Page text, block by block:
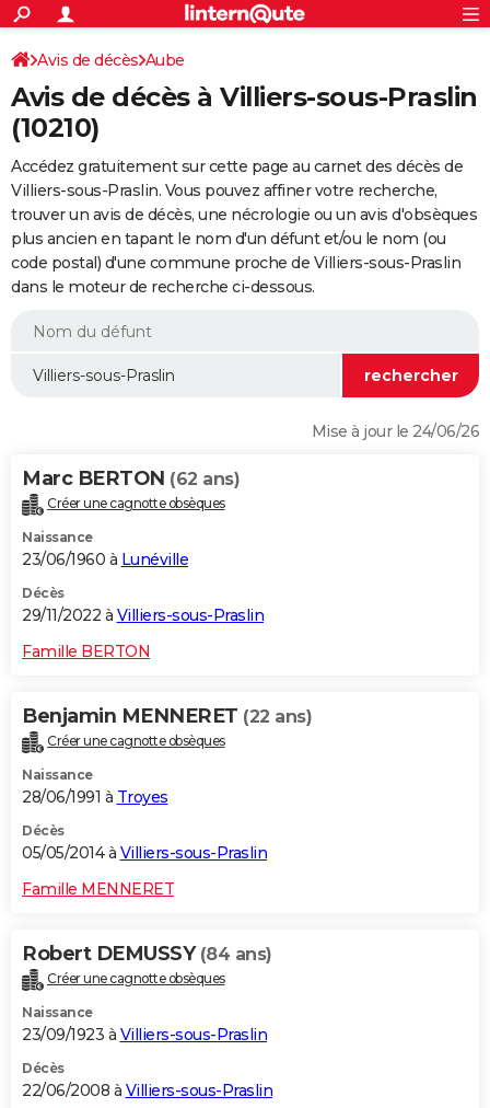
ACTUALITÉS
Politique
Société
Faits Divers
Education
Monde
Villes
+
SPORT
Coupe du monde 2026
Football
Tennis
Cyclisme
Rugby
Forum
FINANCE
Retraite
Impôts
Epargne
Immobilier
Risques naturels par ville
Banque
Assurance
Crédit
Essais
Réserver un essai
Citadines
Berlines
SUV
Forum auto
+
HIGH-TECH
Mobiles
Meilleur smartphone
Internet
Ordinateurs
Jeux vidéo
Guide high-tech
+
BRICOLAGE
Forum
Aménagement intérieur
Extérieur
Cuisine
Salle de bains
Jardinage
Rangement
WEEK-END
Guides de France
Escapades
Patrimoine
Expositions
Musées
Week-end nature
LIFESTYLE
Alimentation
Guide de la santé
Maladies
Médicaments
Sommeil
VOYAGE
Destinations
City break
Voyage nature
Voyage de noces
Forum
Climat
+PHOTO
GUIDES D'ACHAT
BONS PLANS
CARTE DE VOEUX
Dictionnaire
Biographies
Citations
Expressions
Proverbes
PROGRAMME TV
COPAINS D'AVANT
S'inscrire
Se connecter
Lycées
Collèges
Primaires
Universités
Entreprises
Service militaire
Avis de recherche
AVIS DE DÉCÈS
Avis de décès Aube
Avis de décès à Villiers-sous-Praslin
(10210)
Accédez gratuitement sur cette page au carnet des décès de
Villiers-sous-Praslin. Vous pouvez affiner votre recherche,
trouver un avis de décès, une nécrologie ou un avis d'obsèques
plus ancien en tapant le nom d'un défunt et/ou le nom (ou
code postal) d'une commune proche de Villiers-sous-Praslin
dans le moteur de recherche ci-dessous.
Mise à jour le 24/06/26
Marc BERTON (62 ans)
Créer une cagnotte obsèques
Naissance
23/06/1960 à Lunéville
Décès
29/11/2022 à Villiers-sous-Praslin
Famille BERTON
Benjamin MENNERET (22 ans)
Créer une cagnotte obsèques
Naissance
28/06/1991 à Troyes
Décès
05/05/2014 à Villiers-sous-Praslin
Famille MENNERET
Robert DEMUSSY (84 ans)
Créer une cagnotte obsèques
Naissance
23/09/1923 à Villiers-sous-Praslin
Décès
22/06/2008 à Villiers-sous-Praslin